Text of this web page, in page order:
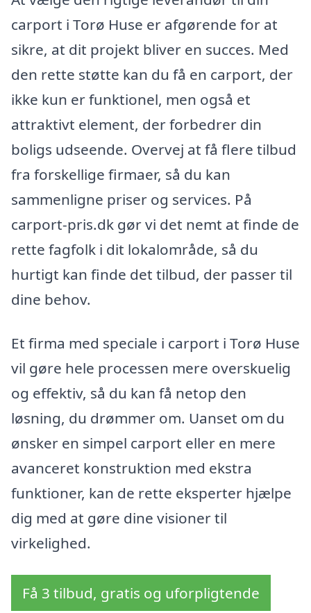
carport i Torø Huse er afgørende for at
sikre, at dit projekt bliver en succes. Med
den rette støtte kan du få en carport, der
ikke kun er funktionel, men også et
attraktivt element, der forbedrer din
boligs udseende. Overvej at få flere tilbud
fra forskellige firmaer, så du kan
sammenligne priser og services. På
carport-pris.dk gør vi det nemt at finde de
rette fagfolk i dit lokalområde, så du
hurtigt kan finde det tilbud, der passer til
dine behov.
Et firma med speciale i carport i Torø Huse
vil gøre hele processen mere overskuelig
og effektiv, så du kan få netop den
løsning, du drømmer om. Uanset om du
ønsker en simpel carport eller en mere
avanceret konstruktion med ekstra
funktioner, kan de rette eksperter hjælpe
dig med at gøre dine visioner til
virkelighed.
Få 3 tilbud, gratis og uforpligtende